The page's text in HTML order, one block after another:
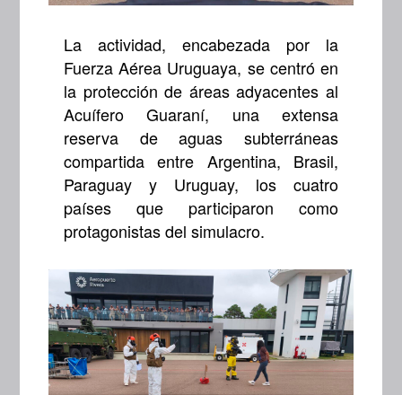
La actividad, encabezada por la
Fuerza Aérea Uruguaya, se centró en
la protección de áreas adyacentes al
Acuífero Guaraní, una extensa
reserva de aguas subterráneas
compartida entre Argentina, Brasil,
Paraguay y Uruguay, los cuatro
países que participaron como
protagonistas del simulacro.